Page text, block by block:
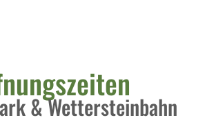
& Wettersteinbahn